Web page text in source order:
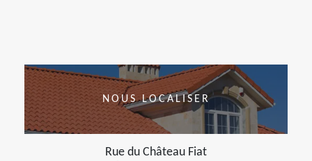
NOUS LOCALISER
Rue du Château Fiat